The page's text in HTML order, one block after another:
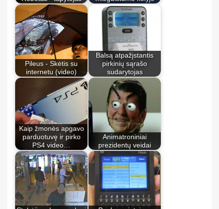
Pileus - Skėtis su
internetu (video)
Balsą atpažįstantis
pirkinių sąrašo
sudarytojas
Kaip žmonės apgavo
parduotuvę ir pirko
PS4 video…
Animatroniniai
prezidentų veidai